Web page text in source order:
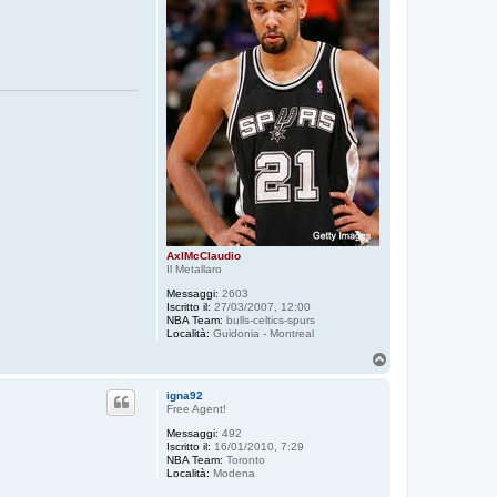
AxlMcClaudio
Il Metallaro
Messaggi: 2603
Iscritto il: 27/03/2007, 12:00
NBA Team: bulls-celtics-spurs
Località: Guidonia - Montreal
igna92
Free Agent!
Messaggi: 492
Iscritto il: 16/01/2010, 7:29
NBA Team: Toronto
Località: Modena